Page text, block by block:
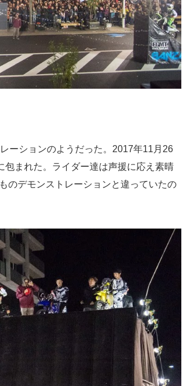
ーションのようだった。2017年11月26
包まれた。ライダー達は声援に応え素晴
のデモンストレーションと違っていたの